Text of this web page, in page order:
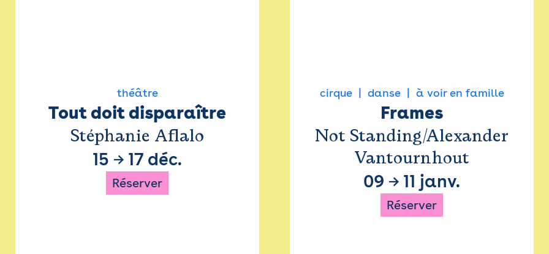
théâtre
Tout doit disparaître
Stéphanie Aflalo
15 → 17 déc.
Réserver
cirque danse à voir en famille
Frames
Not Standing/Alexander
Vantournhout
09 → 11 janv.
Réserver